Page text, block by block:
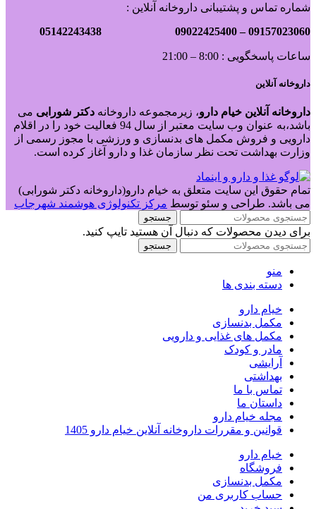
شماره تماس و پشتیبانی داروخانه آنلاین :
09157023060 –
09022425400 05142243438
ساعات پاسخگویی : 8:00 – 21:00
داروخانه آنلاین
داروخانه آنلاین خیام دارو، زیرمجموعه داروخانه دکتر شورابی می
باشد،به عنوان وب سایت معتبر از سال 94 فعالیت خود را در اقلام
دارویی و فروش مکمل های بدنسازی و ورزشی با مجوز رسمی از
وزارت بهداشت تحت نظر سازمان غذا و دارو آغاز کرده است.
تمام حقوق این سایت متعلق به خیام دارو(داروخانه دکتر شورابی)
می باشد. طراحی و سئو توسط مرکز تکنولوژی هوشمند شهرجاب
جستجو
برای دیدن محصولات که دنبال آن هستید تایپ کنید.
جستجو
منو
دسته بندی ها
خیام دارو
مکمل بدنسازی
مکمل های غذایی و دارویی
مادر و کودک
آرایشی
بهداشتی
تماس با ما
داستان ما
مجله خیام دارو
قوانین و مقررات داروخانه آنلاین خیام دارو 1405
خیام دارو
فروشگاه
مکمل بدنسازی
حساب کاربری من